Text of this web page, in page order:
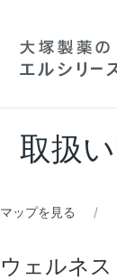
取扱
マップを見る
ウェルネス